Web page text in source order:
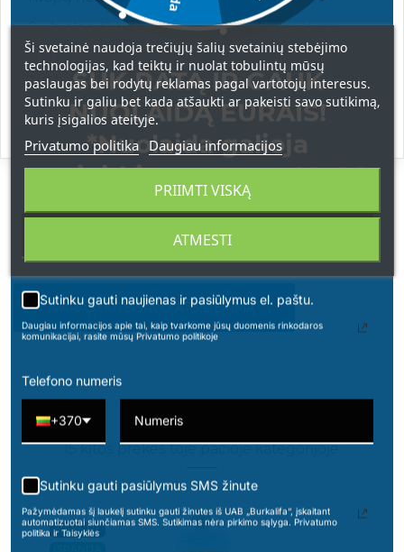
Su biologiškai skaidžiomis mikrokapsulėmis
Nauda:
suteikia ilgalaikį gaivumą ir minkštumą
skalbiniams
Išskirtinumas:2000 ml – iki 100 skalbimų
ATSILIEPIMAI
PARAŠYKITE SAVO ATSILIEPIMĄ
15 kitos prekės toje pačioje kategorijoje:
2000 ML
Ši svetainė naudoja trečiųjų šalių svetainių stebėjimo
technologijas, kad teiktų ir nuolat tobulintų mūsų
paslaugas bei rodytų reklamas pagal vartotojų interesus.
Sutinku ir galiu bet kada atšaukti ar pakeisti savo sutikimą,
kuris įsigalios ateityje.
Privatumo politika Daugiau informacijos
ATMESTI
PRIIMTI VISKĄ
SUK RATĄ IR GAUK
NUOLAIDĄ EURAIS!
*Nuolaida galioja
apsipirkimams nuo 49 € !
Sutinku gauti naujienas ir pasiūlymus el. paštu.
Daugiau informacijos apie tai, kaip tvarkome jūsų duomenis rinkodaros
komunikacijai, rasite mūsų Privatumo politikoje
Telefono numeris
+370
Sutinku gauti pasiūlymus SMS žinute
Pažymėdamas šį laukelį sutinku gauti žinutes iš UAB „Burkalifa“, įskaitant
automatizuotai siunčiamas SMS. Sutikimas nėra pirkimo sąlyga. Privatumo
politika ir Taisyklės